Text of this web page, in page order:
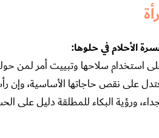
الأحلام في حلوها:
استخدام سلاحها وتبييت أمر لمن
فتدل على نقص حاجاتها الأساسية،
ورؤية البكاء للمطلقة دليل على